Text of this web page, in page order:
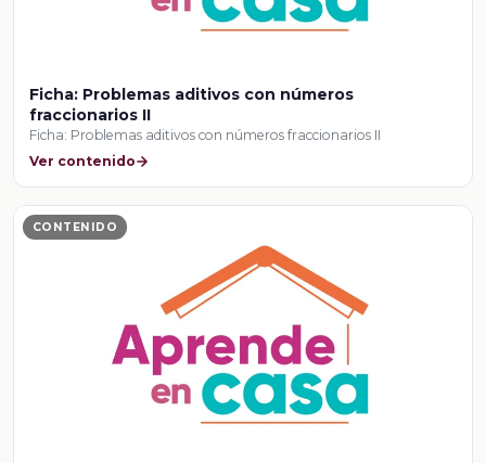
Ficha: Problemas aditivos con números
fraccionarios II
Ficha: Problemas aditivos con números fraccionarios II
Ver contenido
CONTENIDO